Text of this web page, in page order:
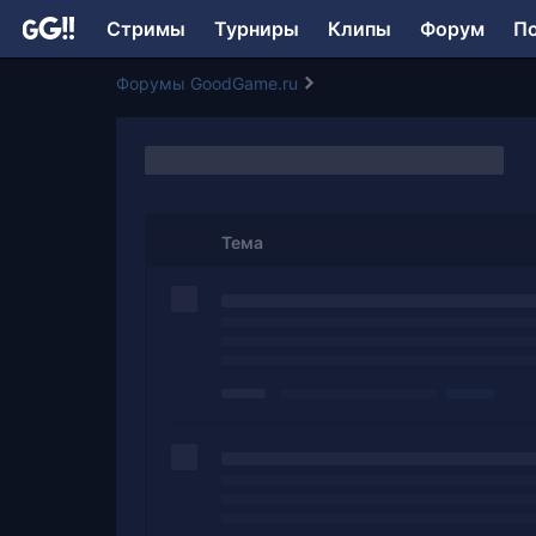
Стримы Турниры Клипы Форум
Форумы GoodGame.ru
Тема